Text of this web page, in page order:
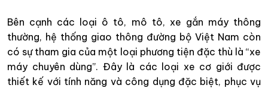
Bên cạnh các loại ô tô, mô tô, xe gắn máy thông
thường, hệ thống giao thông đường bộ Việt Nam còn
có sự tham gia của một loại phương tiện đặc thù là “xe
máy chuyên dùng”. Đây là các loại xe cơ giới được
thiết kế với tính năng và công dụng đặc biệt, phục vụ